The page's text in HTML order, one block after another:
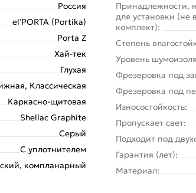
Россия
el’PORTA (Portika)
Porta Z
Хай-тек
Глухая
Классическая
Каркасно-щитовая
Shellac Graphite
Серый
С уплотнителем
компланарный
Принадлежности,
для установки (не
комплект):
Степень
Уровень
Фрезеровка под
Фрезеровка под
Износостойкость:
Пропускает свет:
Подходит под
Гарантия (лет):
Материал: